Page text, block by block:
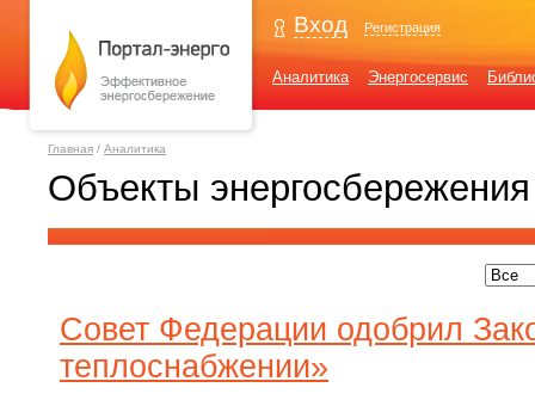
Вход Регистрация
Аналитика Энергосервис
Главная / Аналитика
Объекты энергосбережения
Совет Федерации одобрил
теплоснабжении»